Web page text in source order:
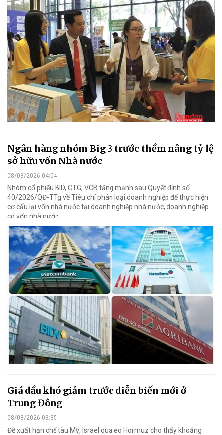
Ngân hàng nhóm Big 3 trước thềm nâng tỷ lệ
sở hữu vốn Nhà nước
08/08/2026 04:04
Nhóm cổ phiếu BID, CTG, VCB tăng mạnh sau Quyết định số
40/2026/QĐ-TTg về Tiêu chí phân loại doanh nghiệp để thực hiện
cơ cấu lại vốn nhà nước tại doanh nghiệp nhà nước, doanh nghiệp
có vốn nhà nước.
Giá dầu khó giảm trước diễn biến mới ở
Trung Đông
08/08/2026 03:35
Đề xuất hạn chế tàu Mỹ, Israel qua eo Hormuz cho thấy khoảng